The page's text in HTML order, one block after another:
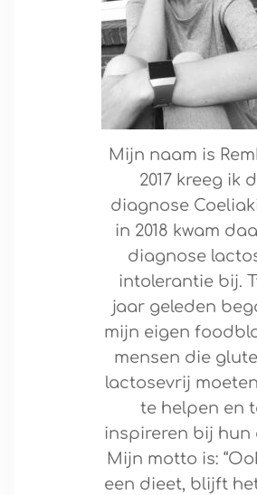
Mijn naam is
2017 kreeg ik
diagnose
in 2018 kwam
diagnose
intolerantie bij.
jaar geleden
mijn eigen
mensen die
lactosevrij
te helpen en
inspireren bij hun
Mijn motto is:
een dieet, blijft